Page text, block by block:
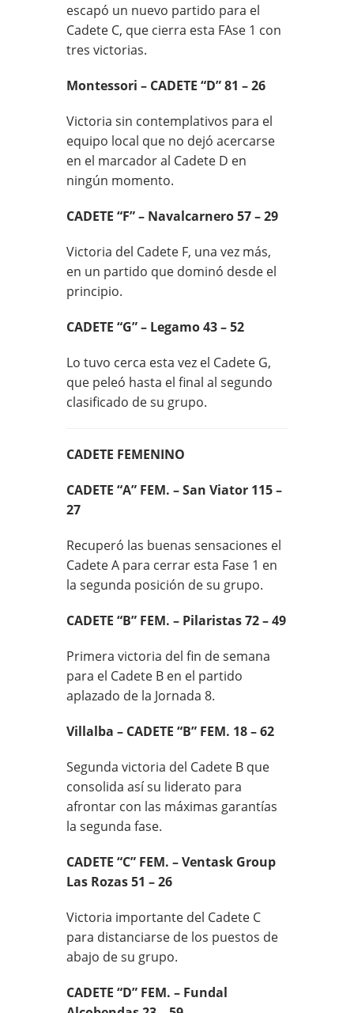
escapó un nuevo partido para el
Cadete C, que cierra esta FAse 1 con
tres victorias.
Montessori – CADETE “D” 81 – 26
Victoria sin contemplativos para el
equipo local que no dejó acercarse
en el marcador al Cadete D en
ningún momento.
CADETE “F” – Navalcarnero 57 – 29
Victoria del Cadete F, una vez más,
en un partido que dominó desde el
principio.
CADETE “G” – Legamo 43 – 52
Lo tuvo cerca esta vez el Cadete G,
que peleó hasta el final al segundo
clasificado de su grupo.
CADETE FEMENINO
CADETE “A” FEM. – San Viator 115 –
27
Recuperó las buenas sensaciones el
Cadete A para cerrar esta Fase 1 en
la segunda posición de su grupo.
CADETE “B” FEM. – Pilaristas 72 – 49
Primera victoria del fin de semana
para el Cadete B en el partido
aplazado de la Jornada 8.
Villalba – CADETE “B” FEM. 18 – 62
Segunda victoria del Cadete B que
consolida así su liderato para
afrontar con las máximas garantías
la segunda fase.
CADETE “C” FEM. – Ventask Group
Las Rozas 51 – 26
Victoria importante del Cadete C
para distanciarse de los puestos de
abajo de su grupo.
CADETE “D” FEM. – Fundal